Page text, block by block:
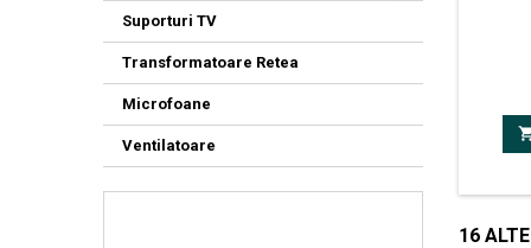
Suporturi TV
Transformatoare Retea
Microfoane
Ventilatoare
2
16